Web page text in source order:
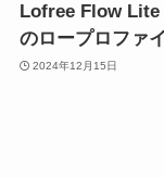
Lofree Flow Lite
のロープロファ
2024年12月15日